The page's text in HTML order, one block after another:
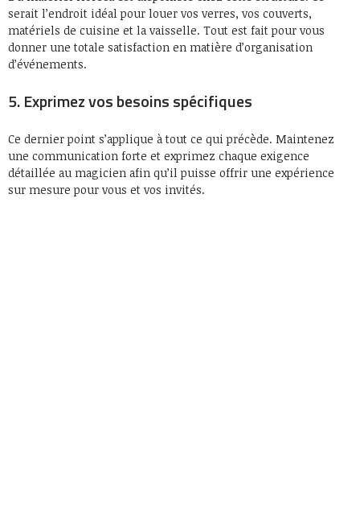
serait l’endroit idéal pour louer vos verres, vos couverts,
matériels de cuisine et la vaisselle. Tout est fait pour vous
donner une totale satisfaction en matière d’organisation
d’événements.
5. Exprimez vos besoins spécifiques
Ce dernier point s’applique à tout ce qui précède. Maintenez
une communication forte et exprimez chaque exigence
détaillée au magicien afin qu’il puisse offrir une expérience
sur mesure pour vous et vos invités.